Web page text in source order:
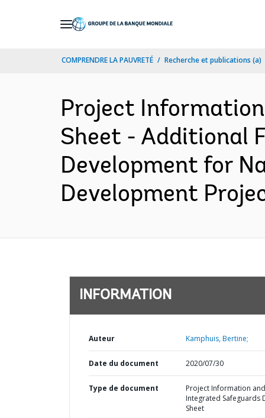
COMPRENDRE LA PAUVRETÉ Recherche et publications (a)
Project
Sheet - Additional
Development for
Development
INFORMATION
Auteur Kamphuis, Bertine;
Date du document 2020/07/30
Type de document
Project Information and
Integrated Safeguards
Sheet